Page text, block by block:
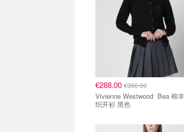
€288.00 €360.00
Vivienne Westwood Bea 棉羊绒针
织开衫 黑色